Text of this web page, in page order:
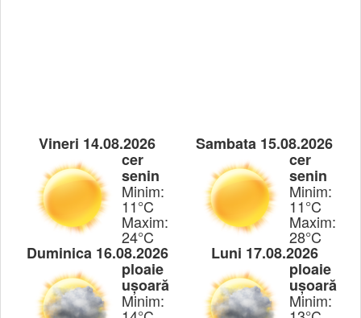
Vineri 14.08.2026
cer
senin
Minim:
11°C
Maxim:
24°C
Sambata 15.08.2026
cer
senin
Minim:
11°C
Maxim:
28°C
Duminica 16.08.2026
ploaie
ușoară
Minim:
Luni 17.08.2026
ploaie
ușoară
Minim: